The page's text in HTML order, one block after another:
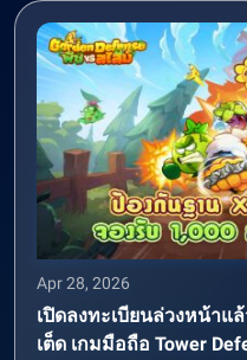
Apr 28, 2026
เปิดลงทะเบียนล่วงหน้าแ
เต็ด เกมมือถือ Tower